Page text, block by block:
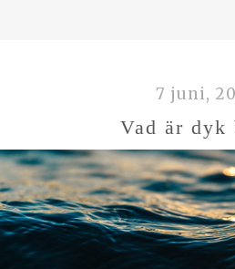
7 juni,
Vad är dyk
LÄS